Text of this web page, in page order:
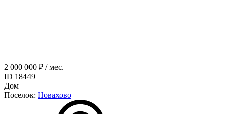
2 000 000 ₽ / мес.
ID 18449
Дом
Поселок: Новахово